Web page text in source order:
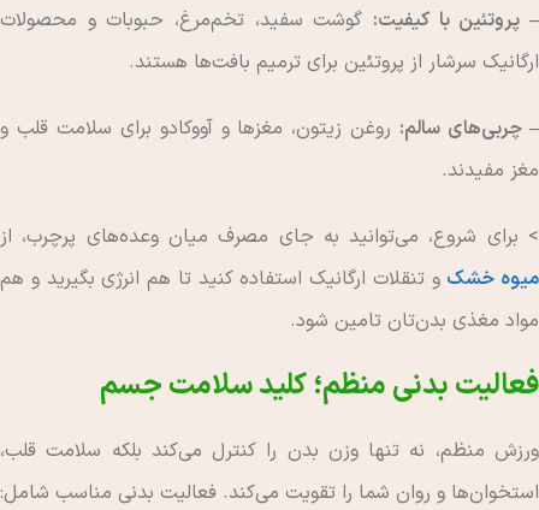
– پروتئین با کیفیت: گوشت سفید، تخم‌مرغ، حبوبات و محصولات
ارگانیک سرشار از پروتئین برای ترمیم بافت‌ها هستند.
– چربی‌های سالم: روغن زیتون، مغزها و آووکادو برای سلامت قلب و
مغز مفیدند.
> برای شروع، می‌توانید به جای مصرف میان وعده‌های پرچرب، از
میوه خشک و تنقلات ارگانیک استفاده کنید تا هم انرژی بگیرید و هم
مواد مغذی بدن‌تان تامین شود.
فعالیت بدنی منظم؛ کلید سلامت جسم
ورزش منظم، نه تنها وزن بدن را کنترل می‌کند بلکه سلامت قلب،
استخوان‌ها و روان شما را تقویت می‌کند. فعالیت بدنی مناسب شامل: